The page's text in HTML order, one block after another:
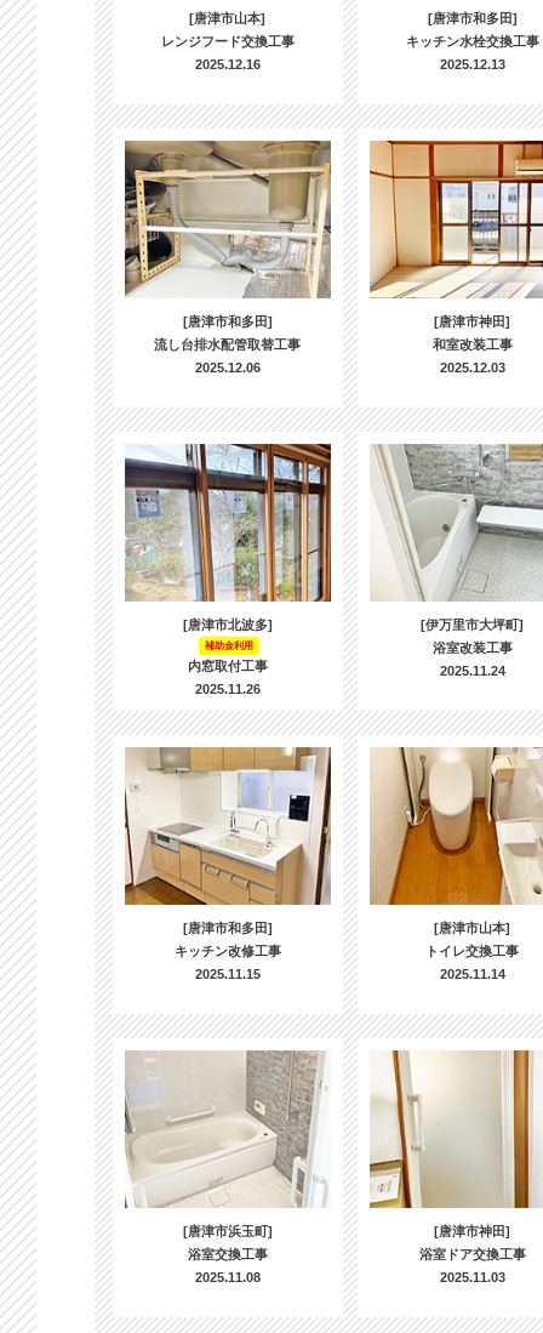
[唐津市山本]
レンジフード交換工事
2025.12.16
[唐津市和多田]
キッチン水栓交換工事
2025.12.13
[唐津市和多田]
流し台排水配管取替工事
2025.12.06
[唐津市神田]
和室改装工事
2025.12.03
[唐津市北波多]
補助金利用
内窓取付工事
2025.11.26
[伊万里市大坪町]
浴室改装工事
2025.11.24
[唐津市和多田]
キッチン改修工事
2025.11.15
[唐津市山本]
トイレ交換工事
2025.11.14
[唐津市浜玉町]
浴室交換工事
2025.11.08
[唐津市神田]
浴室ドア交換工事
2025.11.03